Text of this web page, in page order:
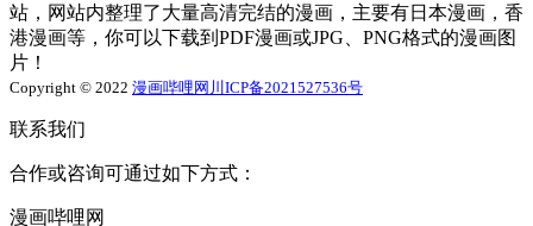
站，网站内整理了大量高清完结的漫画，主要有日本漫画，香
港漫画等，你可以下载到PDF漫画或JPG、PNG格式的漫画图
片！
Copyright © 2022 漫画哔哩网 川ICP备2021527536号
联系我们
合作或咨询可通过如下方式：
漫画哔哩网